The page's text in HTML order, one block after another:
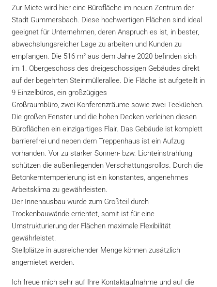
Zur Miete wird hier eine Bürofläche im neuen Zentrum der
Stadt Gummersbach. Diese hochwertigen Flächen sind ideal
geeignet für Unternehmen, deren Anspruch es ist, in bester,
abwechslungsreicher Lage zu arbeiten und Kunden zu
empfangen. Die 516 m² aus dem Jahre 2020 befinden sich
im 1. Obergeschoss des dreigeschossigen Gebäudes direkt
auf der begehrten Steinmüllerallee. Die Fläche ist aufgeteilt in
9 Einzelbüros, ein großzügiges
Großraumbüro, zwei Konferenzräume sowie zwei Teeküchen.
Die großen Fenster und die hohen Decken verleihen diesen
Büroflächen ein einzigartiges Flair. Das Gebäude ist komplett
barrierefrei und neben dem Treppenhaus ist ein Aufzug
vorhanden. Vor zu starker Sonnen- bzw. Lichteinstrahlung
schützen die außenliegenden Verschattungsrollos. Durch die
Betonkerntemperierung ist ein konstantes, angenehmes
Arbeitsklima zu gewährleisten.
Der Innenausbau wurde zum Großteil durch
Trockenbauwände errichtet, somit ist für eine
Umstrukturierung der Flächen maximale Flexibilität
gewährleistet.
Stellplätze in ausreichender Menge können zusätzlich
angemietet werden.
Ich freue mich sehr auf Ihre Kontaktaufnahme und auf die